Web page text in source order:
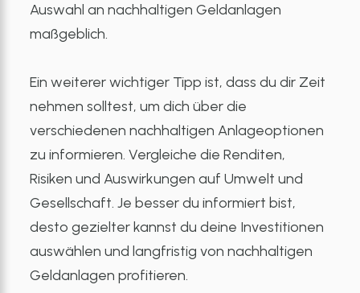
Auswahl an nachhaltigen Geldanlagen
maßgeblich.
Ein weiterer wichtiger Tipp ist, dass du dir Zeit
nehmen solltest, um dich über die
verschiedenen nachhaltigen Anlageoptionen
zu informieren. Vergleiche die Renditen,
Risiken und Auswirkungen auf Umwelt und
Gesellschaft. Je besser du informiert bist,
desto gezielter kannst du deine Investitionen
auswählen und langfristig von nachhaltigen
Geldanlagen profitieren.